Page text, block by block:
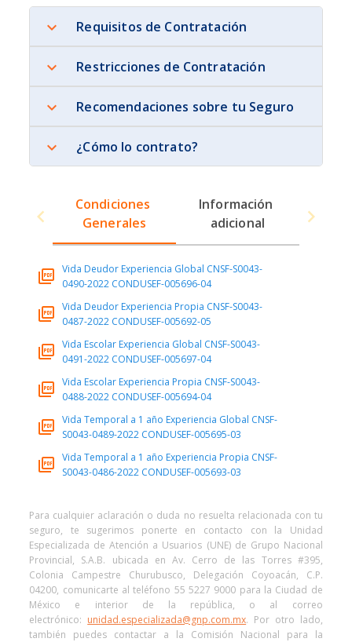
Requisitos de Contratación
Restricciones de Contratación
Recomendaciones sobre tu Seguro
¿Cómo lo contrato?
Condiciones
Generales
Información
adicional
Vida Deudor Experiencia Global CNSF-S0043-
0490-2022 CONDUSEF-005696-04
Vida Deudor Experiencia Propia CNSF-S0043-
0487-2022 CONDUSEF-005692-05
Vida Escolar Experiencia Global CNSF-S0043-
0491-2022 CONDUSEF-005697-04
Vida Escolar Experiencia Propia CNSF-S0043-
0488-2022 CONDUSEF-005694-04
Vida Temporal a 1 año Experiencia Global CNSF-
S0043-0489-2022 CONDUSEF-005695-03
Vida Temporal a 1 año Experiencia Propia CNSF-
S0043-0486-2022 CONDUSEF-005693-03
Para cualquier aclaración o duda no resuelta relacionada con tu
seguro, te sugerimos ponerte en contacto con la Unidad
Especializada de Atención a Usuarios (UNE) de Grupo Nacional
Provincial, S.A.B. ubicada en Av. Cerro de las Torres #395,
Colonia Campestre Churubusco, Delegación Coyoacán, C.P.
04200, comunicarte al teléfono 55 5227 9000 para la Ciudad de
México e interior de la república, o al correo
electrónico: unidad.especializada@gnp.com.mx. Por otro lado,
también puedes contactar a la Comisión Nacional para la